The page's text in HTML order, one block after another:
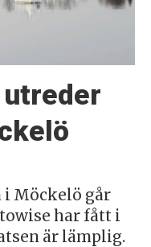
i Möckelö går
har fått i
är lämplig.